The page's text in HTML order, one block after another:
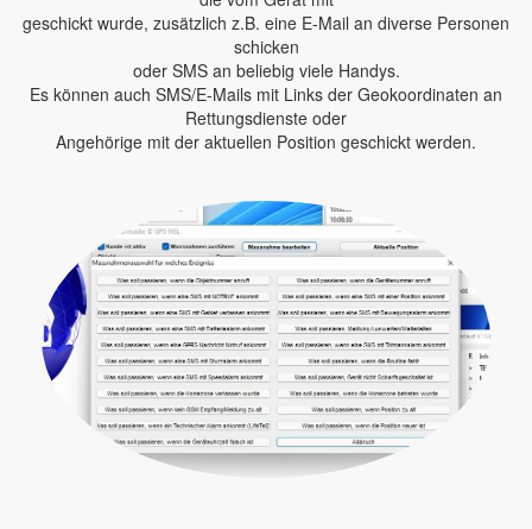
geschickt wurde, zusätzlich z.B. eine E-Mail an diverse Personen
schicken
oder SMS an beliebig viele Handys.
Es können auch SMS/E-Mails mit Links der Geokoordinaten an
Rettungsdienste oder
Angehörige mit der aktuellen Position geschickt werden.